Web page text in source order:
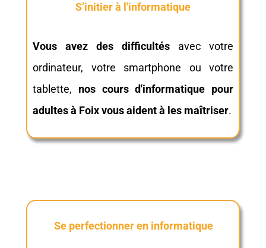
Se perfectionner en informatique
S’initier à l'informatique
Vous avez des difficultés avec votre
ordinateur, votre smartphone ou votre
tablette, nos cours d'informatique pour
adultes à Foix vous aident à les maîtriser.